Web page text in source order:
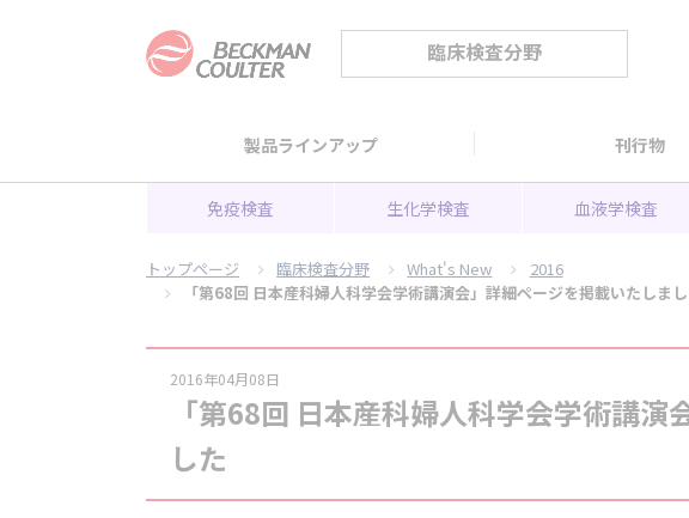
臨床検査分野
製品ラインアップ 刊行物
免疫検査 生化学検査 血液学検査
トップページ 臨床検査分野 What's New
2016
「第68回 日本産科婦人科学会学術講演会」詳細ページを掲載いたしま
2016年04月08日
「第68回 日本産科婦人科学会学術講
した